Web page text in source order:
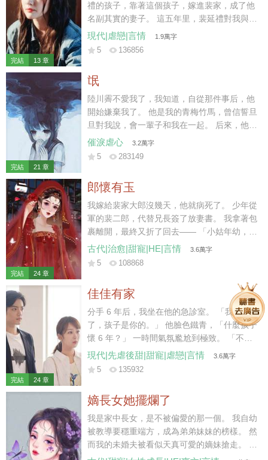
完結 13 章
禮的孩子，靠著這個孩子，嫁進裴家，成了他
名副其實的妻子。 這五年里，裴延禮對我與孩
子不聞不問，冷淡至極。 三天前，我與他的孩
子意外遭遇車禍而亡，他與白月光遠赴西利，
現代|虐戀|言情 1.9萬字
5 136856
完結 21 章
氓
陸川霽不愛我了，我知道，自從那件事后，他
開始嫌棄我了。 他是我的青梅竹馬，曾信誓旦
旦對我說，會一輩子和我在一起。 后來，他遇
見另一個干凈明媚的女孩子。 「薇薇，我一直
拿你當妹妹看的。」
催淚虐心 3.2萬字
5 283149
完結 24 章
郎懷有玉
我嫁給裴家大郎沒幾天，他就病死了。 少年從
軍的裴二郎，代替兄長簽了放妻書。 我拿著包
裹離開，最終又折了回去—— 「小姑年幼，太
母也需人照顧，放妻書我先收著，二叔且放心
去軍營，待日后咱們都安頓下了，我再離開不
二郎成了將軍，我在縣城賣豆花。 街上有個姓
陳的秀才待我甚好，我便跟回家省親的二郎商
議，想要嫁給秀才。 「二叔放心，秀才說了，
成了親咱們還是一家人，我可以繼續做營生，
還能照顧小姑……」 話說到最后，二郎的臉越
來越冷，我的聲音越來越低。 裴家二郎雖生得
好，卻少有惡名，且年少從軍，性情桀驁。 聽
自嫁入裴家，心底便有些怵他，直到他將我堵
在廚房，抱坐在灶臺，在我耳邊低聲哄道——
「想嫁人了？我比那秀才強多了，你試
試……」
古代|治愈|甜寵|HE|言情 3.6萬字
5 108868
完結 24 章
佳佳有家
分手 6 年后，我坐在他的急診室。 「我懷孕
了，孩子是你的。」 他臉色鐵青，「什麼孩子
懷 6 年？」 一時間氣氛尷尬到極致。 「不
認？」 「你覺得我會接盤？」他反問我。 我
沉默幾秒，「行，那我去給他找個爹。」 九個
現代|先虐後甜|甜寵|虐戀|言情 3.6萬字
5 135932
嫡長女她擺爛了
我是家中長女，是不被偏愛的那一個。 我自幼
被教導要穩重端方，成為弟弟妹妹的榜樣。 然
而我的未婚夫被看似天真可愛的嫡妹搶走。 弟
弟們記不得我半點好，只記恨我對他們管教太